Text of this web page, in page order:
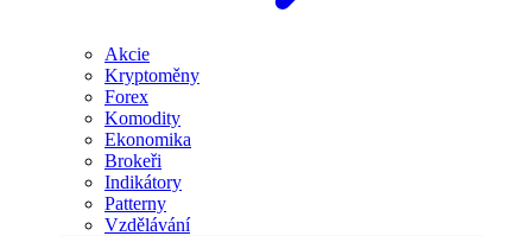
Akcie
Kryptoměny
Forex
Komodity
Ekonomika
Brokeři
Indikátory
Patterny
Vzdělávání